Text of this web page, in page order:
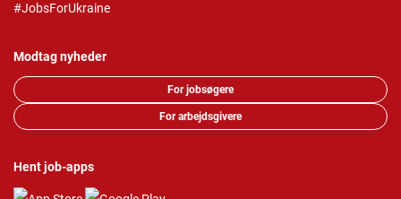
#JobsForUkraine
Modtag nyheder
For jobsøgere
For arbejdsgivere
Hent job-apps